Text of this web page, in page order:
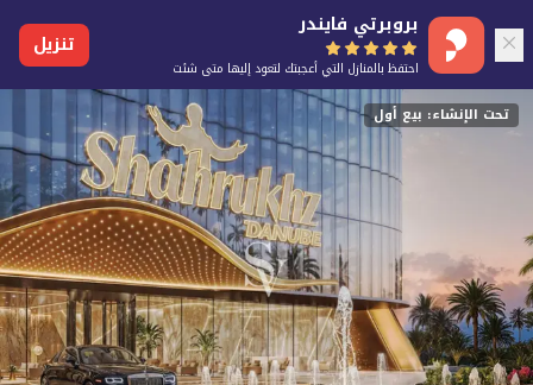
بروبرتي فايندر
احتفظ بالمنازل التي أعجبتك لتعود إليها متى شئت
تنزيل
تحت الإنشاء: بيع أول